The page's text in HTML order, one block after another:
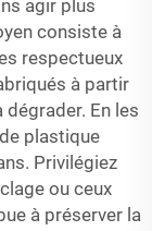
agir plus
consiste à
respectueux
à partir
En les
plastique
Privilégiez
ou ceux
à préserver la